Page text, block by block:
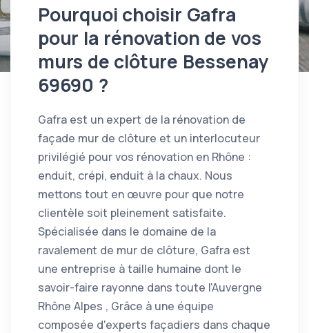
Pourquoi choisir Gafra
pour la rénovation de vos
murs de clôture Bessenay
69690 ?
Gafra est un expert de la rénovation de
façade mur de clôture et un interlocuteur
privilégié pour vos rénovation en Rhône :
enduit, crépi, enduit à la chaux. Nous
mettons tout en œuvre pour que notre
clientèle soit pleinement satisfaite.
Spécialisée dans le domaine de la
ravalement de mur de clôture, Gafra est
une entreprise à taille humaine dont le
savoir-faire rayonne dans toute l'Auvergne
Rhône Alpes , Grâce à une équipe
composée d'experts façadiers dans chaque